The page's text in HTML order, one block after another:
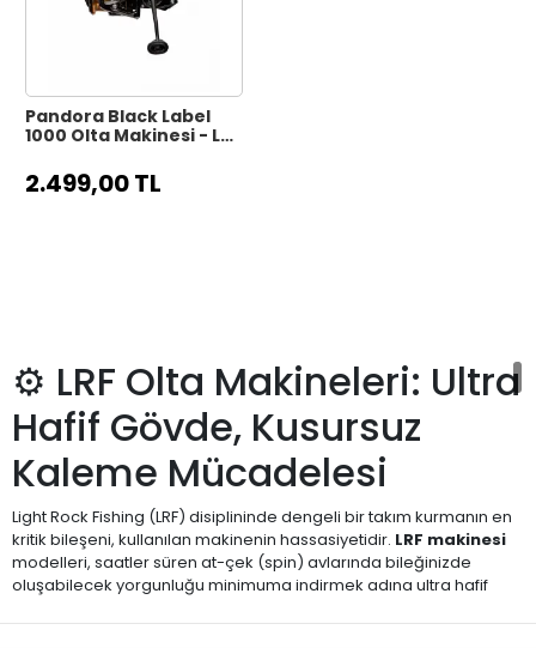
Pandora Black Label
1000 Olta Makinesi - LRF
2.499,00 TL
⚙️ LRF Olta Makineleri: Ultra
Hafif Gövde, Kusursuz
Kaleme Mücadelesi
Light Rock Fishing (LRF) disiplininde dengeli bir takım kurmanın en
kritik bileşeni, kullanılan makinenin hassasiyetidir. LRF makinesi
modelleri, saatler süren at-çek (spin) avlarında bileğinizde
oluşabilecek yorgunluğu minimuma indirmek adına ultra hafif
avcılığının doğası gereği incecik ipler ve hafif yemler kullanıldığı